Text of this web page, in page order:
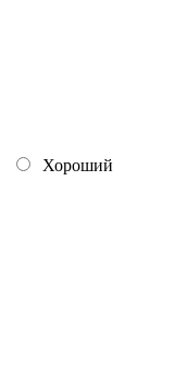
Хороший